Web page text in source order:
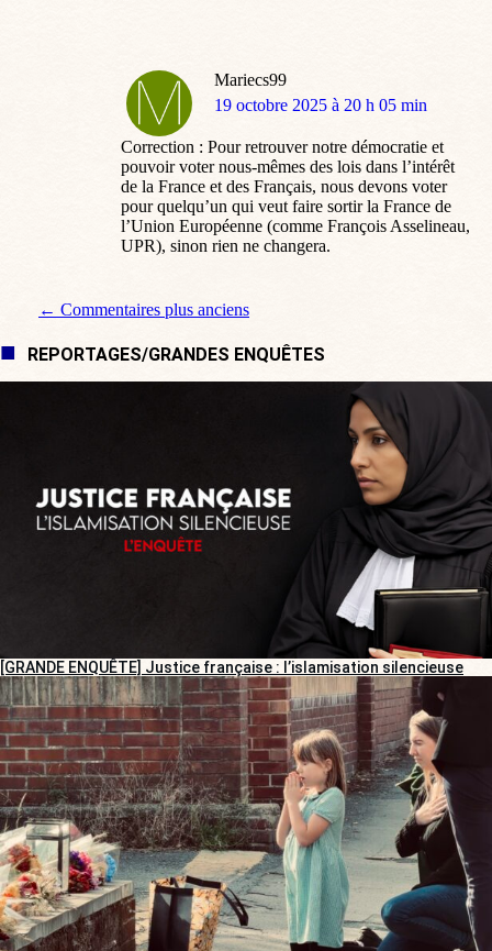
Mariecs99
dit
19 octobre 2025 à 20 h 05 min
Correction : Pour retrouver notre démocratie et
pouvoir voter nous-mêmes des lois dans l’intérêt
de la France et des Français, nous devons voter
pour quelqu’un qui veut faire sortir la France de
l’Union Européenne (comme François Asselineau,
UPR), sinon rien ne changera.
Navigation de commentaire
← Commentaires plus anciens
REPORTAGES/GRANDES ENQUÊTES
[GRANDE ENQUÊTE] Justice française : l’islamisation silencieuse